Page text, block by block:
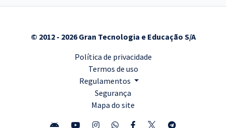
© 2012 - 2026 Gran Tecnologia e Educação S/A
Política de privacidade
Termos de uso
Regulamentos
Segurança
Mapa do site